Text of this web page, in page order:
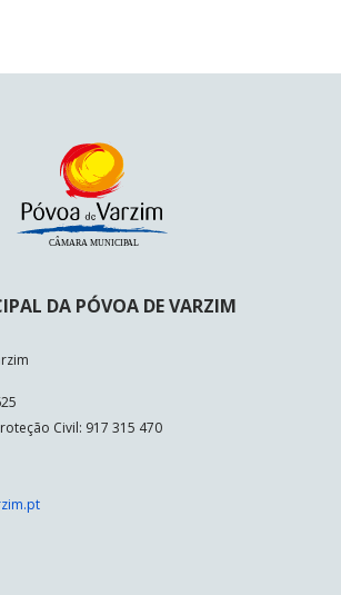
DA PÓVOA DE VARZIM
Civil: 917 315 470